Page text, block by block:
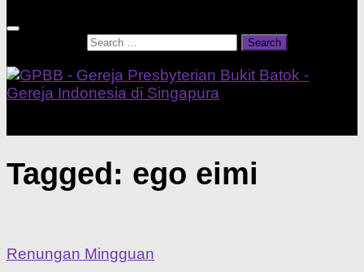
Tagged: ego eimi
Renungan Mingguan